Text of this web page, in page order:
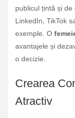
publicul țintă și de
LinkedIn, TikTok
exemple. O
avantajele și
o decizie.
Crearea
Atractiv